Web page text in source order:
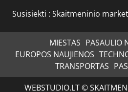
Susisiekti : Skaitmeninio
MIESTAS PASAULIO
EUROPOS NAUJIENOS
TRANSPORTAS
WEBSTUDIO.LT ©